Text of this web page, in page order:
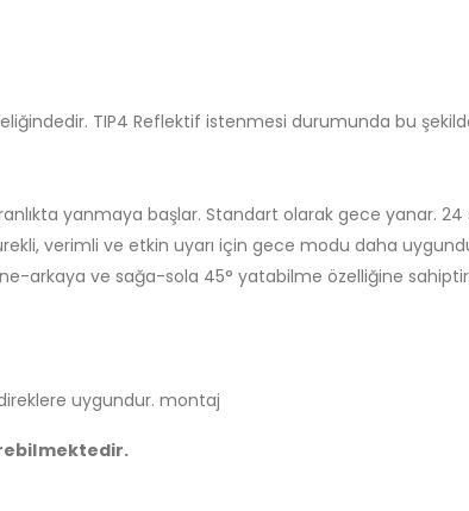
TIP4 Reflektif istenmesi durumunda bu
yanmaya başlar. Standart olarak gece yanar.
verimli ve etkin uyarı için gece modu daha
arkaya ve sağa-sola 45° yatabilme özelliğine
uygundur. montaj